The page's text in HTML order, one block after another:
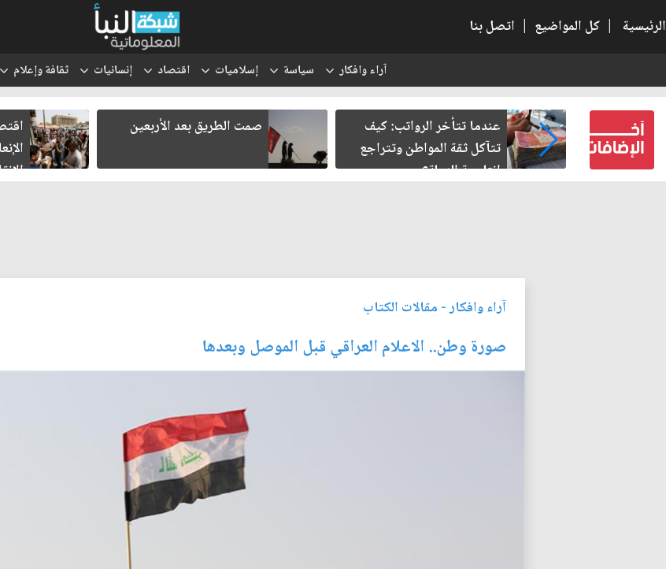
الرئيسية | كل المواضيع | اتصل بنا
آراء وافكار سياسة إسلاميات اقتصاد إنسانيات ثقافة وإعلام
الرواتب: كيف
وتتراجع
صمت الطريق بعد الأربعين
اقتصاد العراق في غرفة
الإنقاذ؟
آراء وافكار- مقالات الكتاب
صورة وطن.. الاعلام العراقي قبل الموصل وبعدها